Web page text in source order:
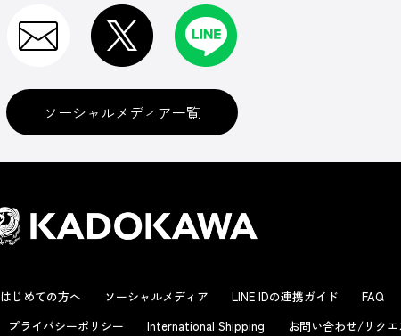
ソーシャルメディア一覧
はじめての方へ ソーシャルメディア LINE IDの連携ガイド
FAQ
プライバシーポリシー International Shipping お問い合わせ/リクエ